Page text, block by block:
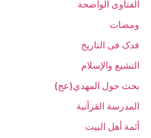
الفتاوی الواضحة
ومضات
فدک فی التاریخ
التشیع والإسلام
بحث حول المهدي(عج)
المدرسة القرآنیة
أئمة أهل البیت